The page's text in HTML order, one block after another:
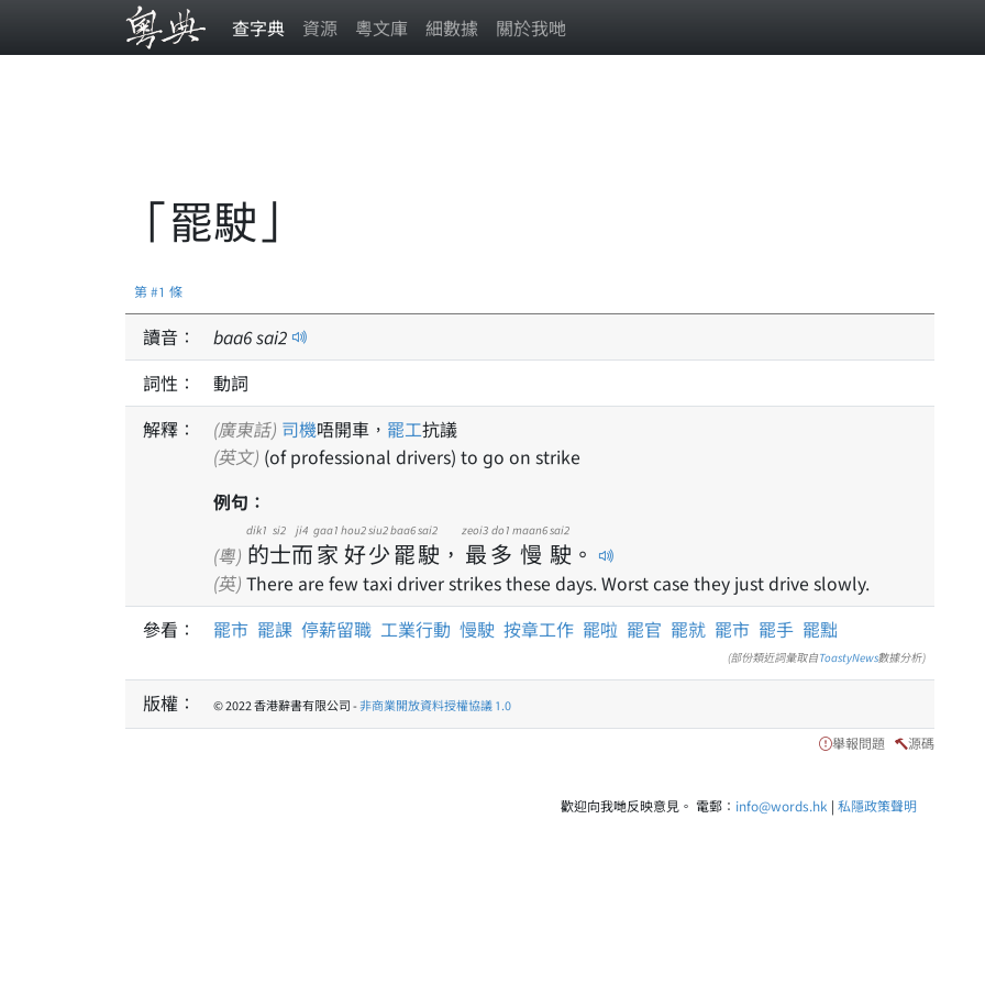
查字典 資源 粵文庫 細數據 關於我哋
「罷駛」
第 #1 條
讀音： baa6sai2
詞性：
動詞
解釋：
(廣東話) 司機唔開車， 罷工抗議
(英文) (of professional drivers) to go on strike
例句：
(粵) 的
dik1
士
si2
而
ji4
家
gaa1
好
hou2
少
siu2
罷
baa6
駛
sai2
， 最
zeoi3
多
do1
慢
maan6
駛
sai2
。
(英) There are few taxi driver strikes these days. Worst case they just drive slowly.
參看：
罷市 罷課 停薪留職 工業行動 慢駛 按章工作 罷啦 罷官 罷就 罷市 罷手 罷黜
(部份類近詞彙取自ToastyNews數據分析)
版權： © 2022 香港辭書有限公司 -非商業開放資料授權協議 1.0
舉報問題 源碼
歡迎向我哋反映意見。 電郵： info@words.hk | 私隱政策聲明